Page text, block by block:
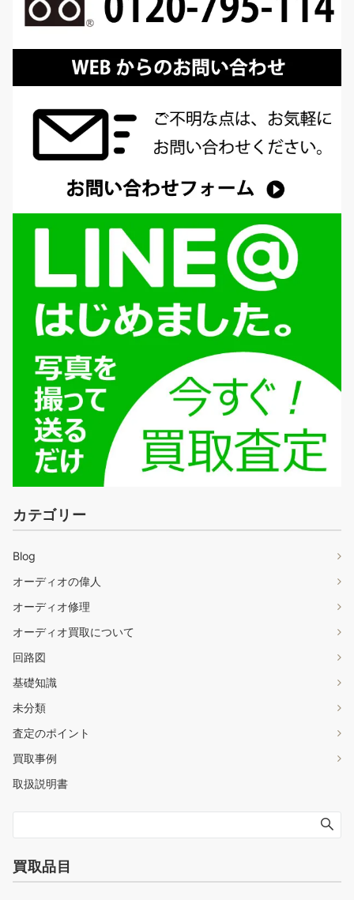
カテゴリー
Blog
オーディオの偉人
オーディオ修理
オーディオ買取について
回路図
基礎知識
未分類
査定のポイント
買取事例
取扱説明書
買取品目